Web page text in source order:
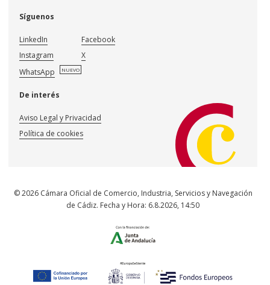
Síguenos
LinkedIn
Instagram
WhatsApp
NUEVO
Facebook
X
De interés
Aviso Legal y Privacidad
Política de cookies
© 2026 Cámara Oficial de Comercio, Industria, Servicios y Navegación
de Cádiz. Fecha y Hora: 6.8.2026, 14:50